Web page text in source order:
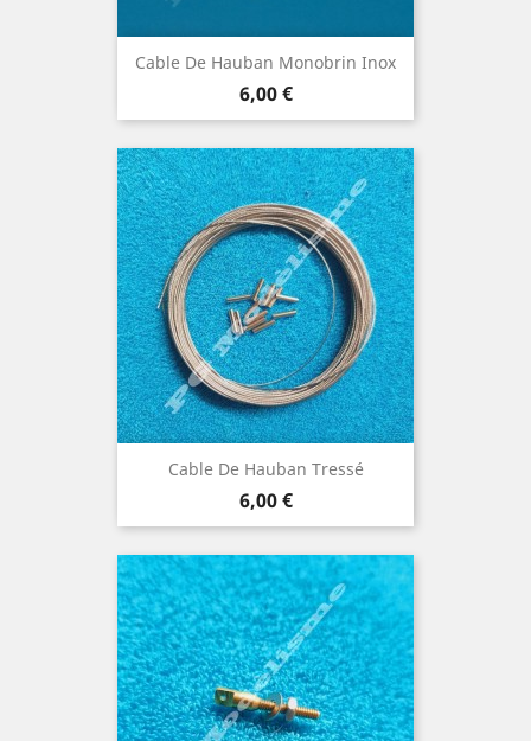
Cable De Hauban Monobrin Inox
Prix
6,00 €
Cable De Hauban Tressé
Prix
6,00 €